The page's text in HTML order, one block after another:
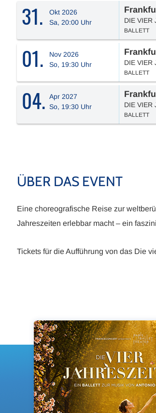
31.
Okt 2026
Sa, 20:00 Uhr
DIE VIER
BALLETT
01.
Nov 2026
So, 19:30 Uhr
DIE VIER
BALLETT
04. Apr 2027
So, 19:30 Uhr
DIE VIER
BALLETT
ÜBER DAS EVENT
Eine choreografische Reise zur
Jahreszeiten erlebbar macht – ein
Tickets für die Aufführung von das Die